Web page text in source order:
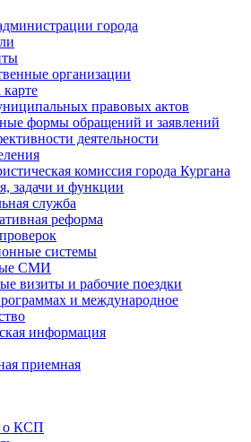
города
организации
правовых актов
формы обращений и заявлений
деятельности
комиссия города Кургана
задачи и функции
служба
реформа
системы
СМИ
визиты и рабочие поездки
и международное
информация
приемная
о КСП